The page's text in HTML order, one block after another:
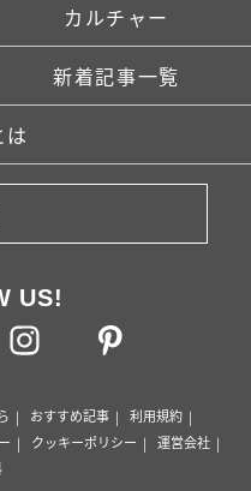
カルチャー
新着記事一覧
US!
おすすめ記事
利用規約
クッキーポリシー
運営会社